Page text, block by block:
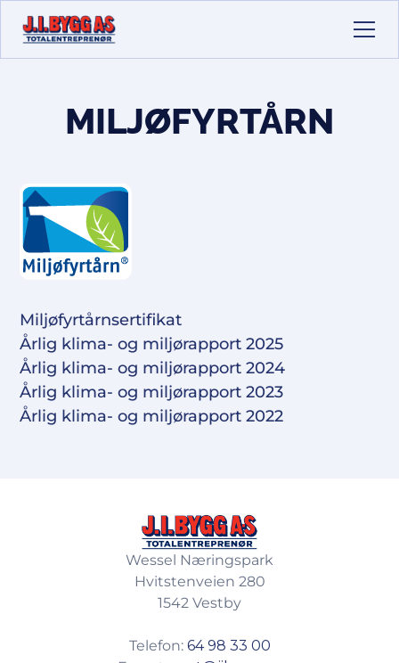
MILJØFYRTÅRN
Miljøfyrtårnsertifikat
Årlig klima- og miljørapport 2025
Årlig klima- og miljørapport 2024
Årlig klima- og miljørapport 2023
Årlig klima- og miljørapport 2022
Wessel Næringspark
Hvitstenveien 280
1542 Vestby
Telefon: 64 98 33 00